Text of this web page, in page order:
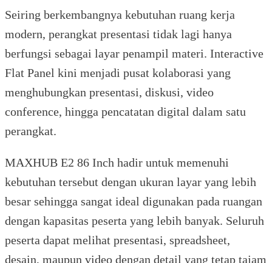
Seiring berkembangnya kebutuhan ruang kerja
modern, perangkat presentasi tidak lagi hanya
berfungsi sebagai layar penampil materi. Interactive
Flat Panel kini menjadi pusat kolaborasi yang
menghubungkan presentasi, diskusi, video
conference, hingga pencatatan digital dalam satu
perangkat.
MAXHUB E2 86 Inch hadir untuk memenuhi
kebutuhan tersebut dengan ukuran layar yang lebih
besar sehingga sangat ideal digunakan pada ruangan
dengan kapasitas peserta yang lebih banyak. Seluruh
peserta dapat melihat presentasi, spreadsheet,
desain, maupun video dengan detail yang tetap tajam